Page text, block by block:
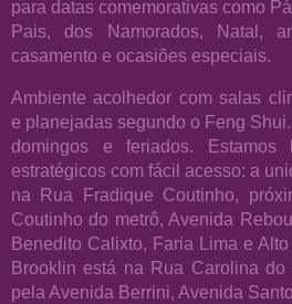
para datas comemorativas como
Pais, dos Namorados, Natal,
casamento e ocasiões especiais.
Ambiente acolhedor com salas
e planejadas segundo o Feng
domingos e feriados. Estamos
estratégicos com fácil acesso: a
na Rua Fradique Coutinho,
Coutinho do metrô, Avenida
Benedito Calixto, Faria Lima e
Brooklin está na Rua Carolina
pela Avenida Berrini, Avenida